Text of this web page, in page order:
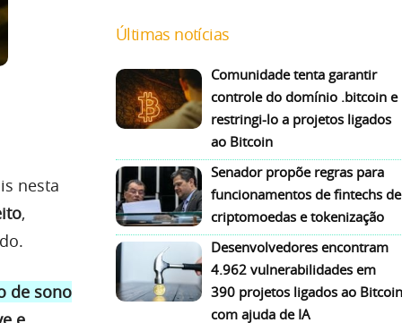
nesta
,
de sono
Últimas notícias
Comunidade tenta garantir
controle do domínio .bitcoin e
restringi-lo a projetos ligados
ao Bitcoin
Senador propõe regras para
funcionamentos de fintechs de
criptomoedas e tokenização
Desenvolvedores encontram
4.962 vulnerabilidades em
390 projetos ligados ao Bitcoin
com ajuda de IA